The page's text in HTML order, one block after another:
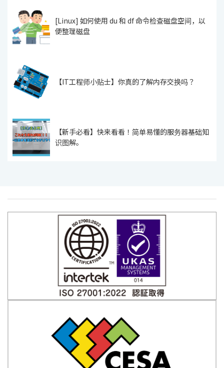
[Linux] 如何使用 du 和 df 命令检查磁盘空间，以
便整理磁盘
【IT工程师小贴士】你真的了解内存交换吗？
【新手必看】快来看看！简单易懂的服务器基础知
识图解。